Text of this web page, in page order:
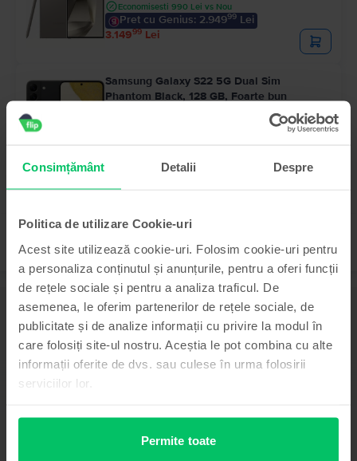
Consimțământ Detalii Despre
Politica de utilizare Cookie-uri
Acest site utilizează cookie-uri. Folosim cookie-uri pentru
a personaliza conținutul și anunțurile, pentru a oferi funcții
de rețele sociale și pentru a analiza traficul. De
asemenea, le oferim partenerilor de rețele sociale, de
publicitate și de analize informații cu privire la modul în
care folosiți site-ul nostru. Aceștia le pot combina cu alte
informații oferite de dvs. sau culese în urma folosirii
serviciilor lor.
Permite toate
Economisesti 990 Lei vs Nou
Pret cu Genius: 2.94999 Lei
3.14999 Lei
Samsung Galaxy S22 5G Dual Sim
Phantom Black, 128 GB, Foarte bun
Descriere
Telefon mobil Samsung Galaxy Z Fold6, Black, 1 TB, Ca nou
Vezi mai mult
Informatii conformitate produs